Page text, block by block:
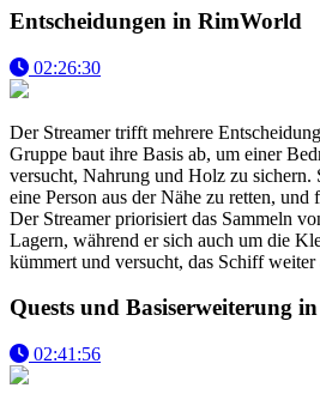
Entscheidungen in RimWorld
02:26:30
Der Streamer trifft mehrere
Gruppe baut ihre Basis ab, um einer
versucht, Nahrung und Holz zu sichern.
eine Person aus der Nähe zu retten, und
Der Streamer priorisiert das Sammeln
Lagern, während er sich auch um die
kümmert und versucht, das Schiff weiter
Quests und Basiserweiterung
02:41:56